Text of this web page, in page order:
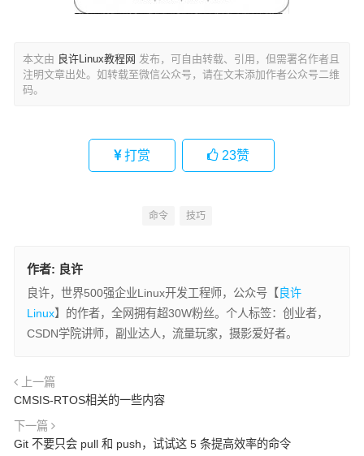
本文由 良许Linux教程网 发布，可自由转载、引用，但需署名作者且
注明文章出处。如转载至微信公众号，请在文末添加作者公众号二维
码。
打赏 23赞
命令 技巧
作者: 良许
良许，世界500强企业Linux开发工程师，公众号【 良许
Linux】的作者，全网拥有超30W粉丝。个人标签：创业者，
CSDN学院讲师，副业达人，流量玩家，摄影爱好者。
上一篇
CMSIS-RTOS相关的一些内容
下一篇
Git 不要只会 pull 和 push，试试这 5 条提高效率的命令